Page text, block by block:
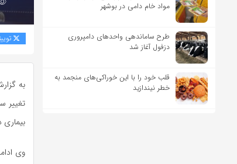
مواد خام دامی در بوشهر
طرح ساماندهی واحدهای دامپروری
دزفول آغاز شد
قلب خود را با این خوراکی‌های منجمد به
خطر نیندازید
به
تغییر